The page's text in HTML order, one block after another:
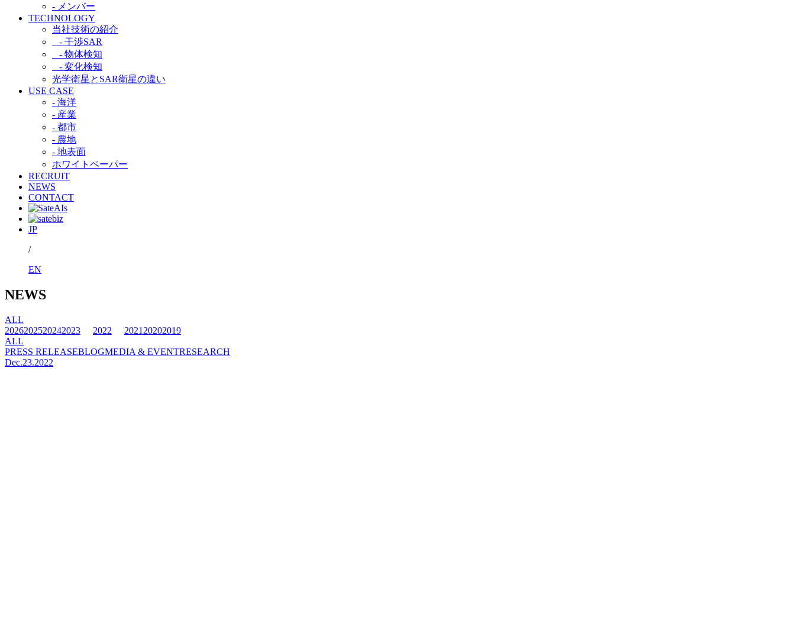
- メンバー
TECHNOLOGY
当社技術の紹介​
- 干渉SAR​
- 物体検知​
- 変化検知​
光学衛星とSAR衛星の違い​
USE CASE
- 海洋
- 産業
- 都市​
- 農地
- 地表面
ホワイトペーパー
RECRUIT
NEWS
CONTACT
JP
/
EN
NEWS
ALL
2026202520242023 2022 2021 20202019
ALL
PRESS RELEASEBLOGMEDIA & EVENTRESEARCH
Dec.23.2022